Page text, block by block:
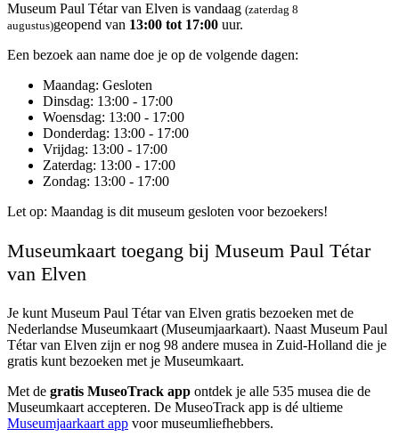
Museum Paul Tétar van Elven is vandaag (zaterdag 8
augustus)geopend van 13:00 tot 17:00 uur.
Een bezoek aan name doe je op de volgende dagen:
Maandag: Gesloten
Dinsdag: 13:00 - 17:00
Woensdag: 13:00 - 17:00
Donderdag: 13:00 - 17:00
Vrijdag: 13:00 - 17:00
Zaterdag: 13:00 - 17:00
Zondag: 13:00 - 17:00
Let op: Maandag is dit museum gesloten voor bezoekers!
Museumkaart toegang bij Museum Paul Tétar
van Elven
Je kunt Museum Paul Tétar van Elven gratis bezoeken met de
Nederlandse Museumkaart (Museumjaarkaart). Naast Museum Paul
Tétar van Elven zijn er nog 98 andere musea in Zuid-Holland die je
gratis kunt bezoeken met je Museumkaart.
Met de gratis MuseoTrack app ontdek je alle 535 musea die de
Museumkaart accepteren. De MuseoTrack app is dé ultieme
Museumjaarkaart app voor museumliefhebbers.